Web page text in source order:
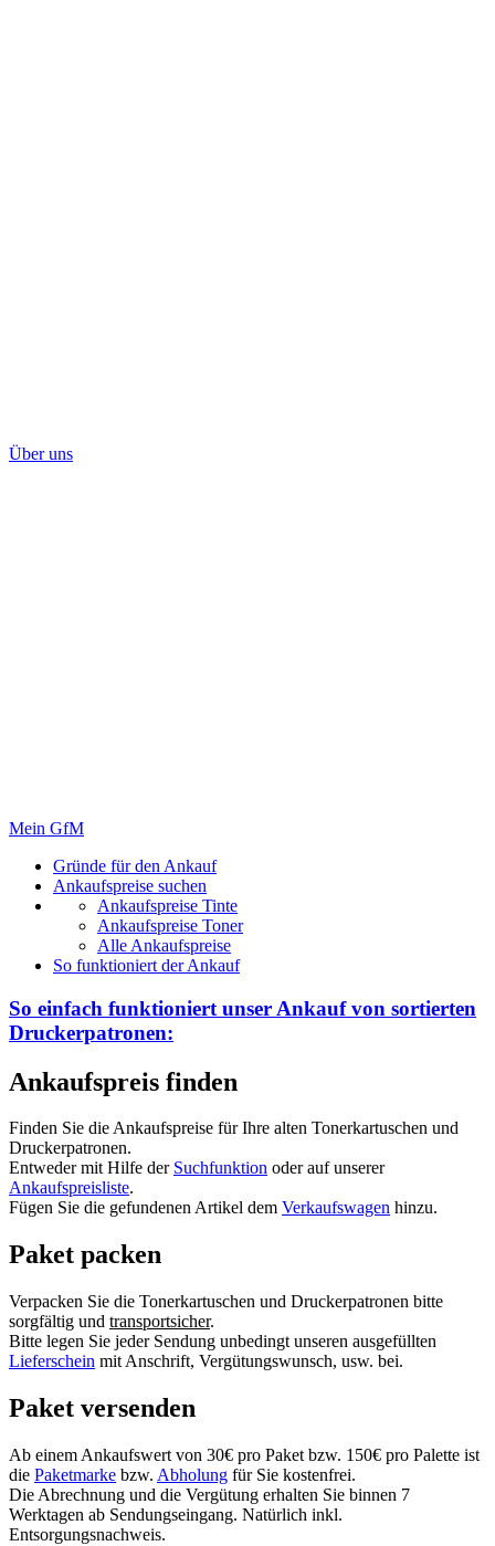
Über uns
Mein GfM
Gründe für den Ankauf
Ankaufspreise suchen
Ankaufspreise Tinte
Ankaufspreise Toner
Alle Ankaufspreise
So funktioniert der Ankauf
So einfach funktioniert unser Ankauf von sortierten
Druckerpatronen:
Ankaufspreis finden
Finden Sie die Ankaufspreise für Ihre alten Tonerkartuschen und
Druckerpatronen.
Entweder mit Hilfe der Suchfunktion oder auf unserer
Ankaufspreisliste.
Fügen Sie die gefundenen Artikel dem Verkaufswagen hinzu.
Paket packen
Verpacken Sie die Tonerkartuschen und Druckerpatronen bitte
sorgfältig und transportsicher.
Bitte legen Sie jeder Sendung unbedingt unseren ausgefüllten
Lieferschein mit Anschrift, Vergütungswunsch, usw. bei.
Paket versenden
Ab einem Ankaufswert von 30€ pro Paket bzw. 150€ pro Palette ist
die Paketmarke bzw. Abholung für Sie kostenfrei.
Die Abrechnung und die Vergütung erhalten Sie binnen 7
Werktagen ab Sendungseingang. Natürlich inkl.
Entsorgungsnachweis.